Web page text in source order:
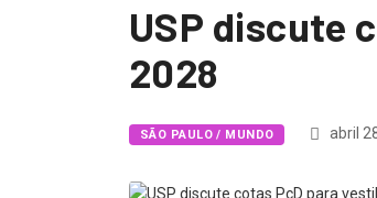
USP discute
2028
SÃO PAULO / MUNDO abril